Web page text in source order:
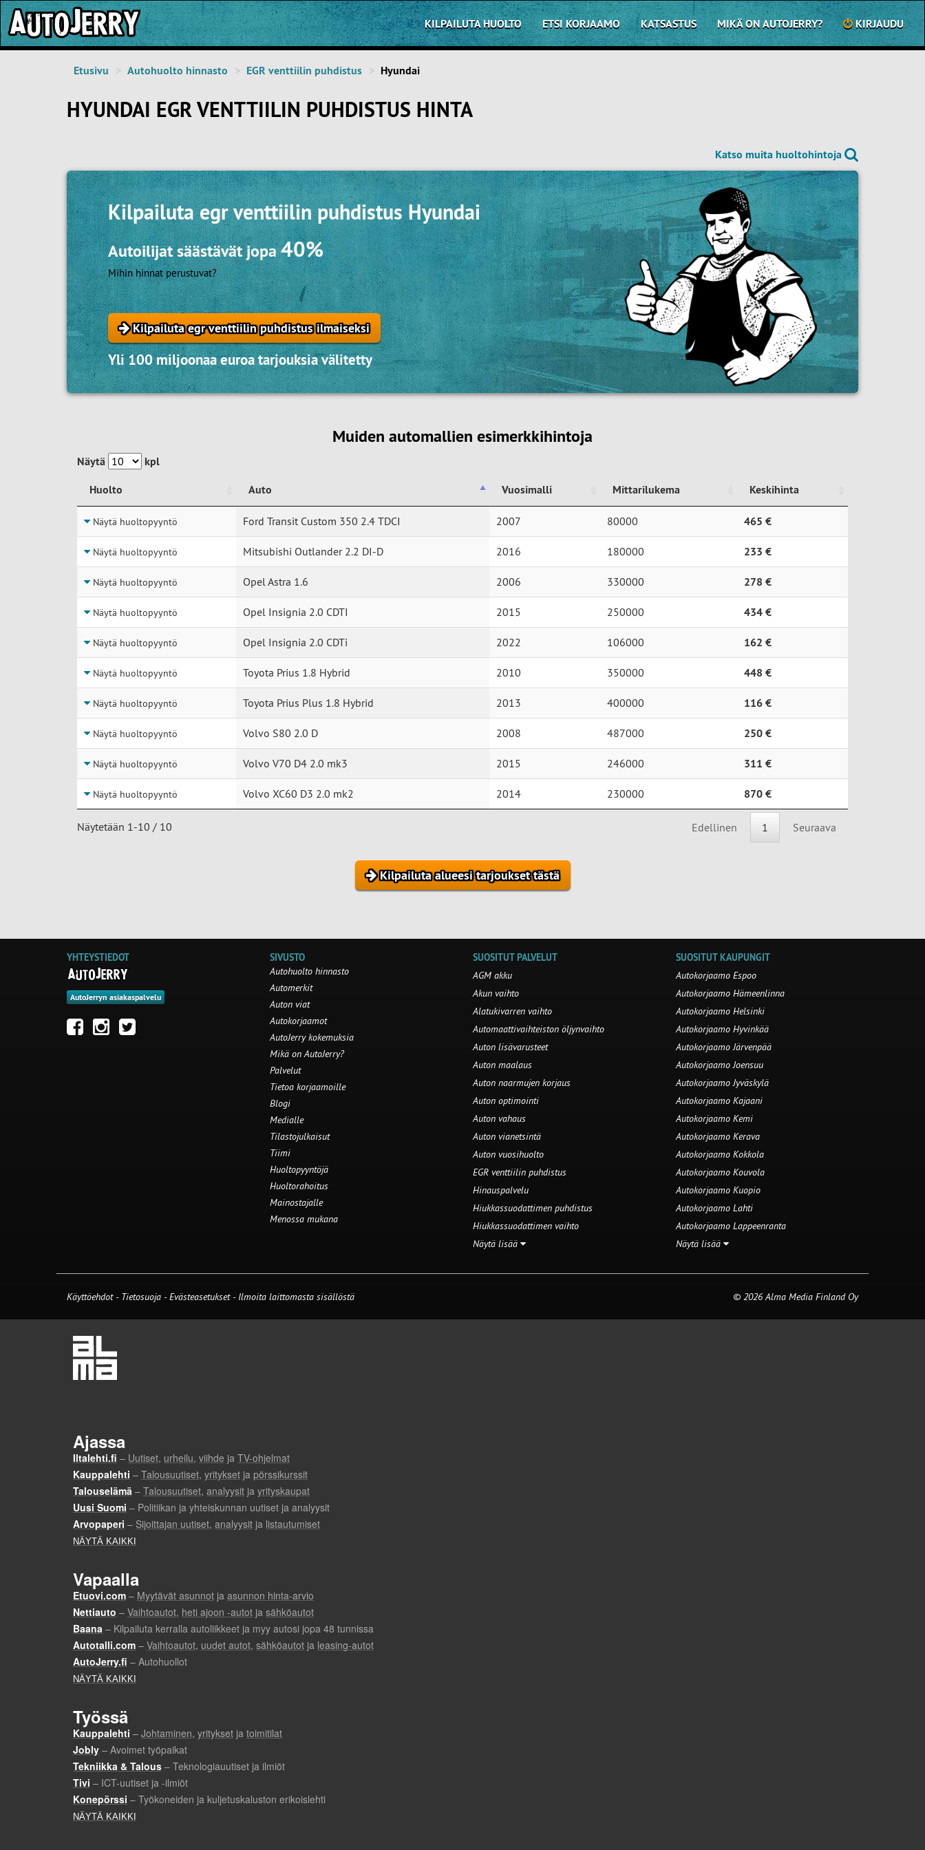
KILPAILUTA HUOLTO ETSI KORJAAMO KATSASTUS MIKÄ ON AUTOJERRY? KIRJAUDU
Etusivu Autohuolto hinnasto EGR venttiilin puhdistus Hyundai
HYUNDAI EGR VENTTIILIN PUHDISTUS HINTA
Katso muita huoltohintoja
Kilpailutaegr venttiilin puhdistus Hyundai
Autoilijat säästävät jopa40%
Mihin hinnat perustuvat?
Kilpailuta egr venttiilin puhdistus ilmaiseksi
Yli 100 miljoonaa euroa tarjouksia välitetty
Muiden automallien esimerkkihintoja
Näytä
kpl
Huolto
Auto Vuosimalli Mittarilukema
Keskihinta
Huolto
Auto Vuosimalli Mittarilukema Keskihinta
Näytä huoltopyyntö Ford Transit Custom 350 2.4 TDCI 2007 80000 465 €
Näytä huoltopyyntö Mitsubishi Outlander 2.2 DI-D 2016 180000 233 €
Näytä huoltopyyntö Opel Astra 1.6 2006 330000 278 €
Näytä huoltopyyntö Opel Insignia 2.0 CDTI 2015 250000 434 €
Näytä huoltopyyntö Opel Insignia 2.0 CDTi 2022 106000 162 €
Näytä huoltopyyntö Toyota Prius 1.8 Hybrid 2010 350000 448 €
Näytä huoltopyyntö Toyota Prius Plus 1.8 Hybrid 2013 400000 116 €
Näytä huoltopyyntö Volvo S80 2.0 D 2008 487000 250 €
Näytä huoltopyyntö Volvo V70 D4 2.0 mk3 2015 246000 311 €
Näytä huoltopyyntö Volvo XC60 D3 2.0 mk2 2014 230000 870 €
Näytetään 1-10 / 10 Edellinen 1 Seuraava
Kilpailuta alueesi tarjoukset tästä
YHTEYSTIEDOT
AutoJerryn asiakaspalvelu
SIVUSTO
Autohuolto hinnasto
Automerkit
Auton viat
Autokorjaamot
AutoJerry kokemuksia
Mikä on AutoJerry?
Palvelut
Tietoa korjaamoille
Blogi
Medialle
Tilastojulkaisut
Tiimi
Huoltopyyntöjä
Huoltorahoitus
Mainostajalle
Menossa mukana
SUOSITUT PALVELUT
AGM akku
Akun vaihto
Alatukivarren vaihto
Automaattivaihteiston öljynvaihto
Auton lisävarusteet
Auton maalaus
Auton naarmujen korjaus
Auton optimointi
Auton vahaus
Auton vianetsintä
Auton vuosihuolto
EGR venttiilin puhdistus
Hinauspalvelu
Hiukkassuodattimen puhdistus
Hiukkassuodattimen vaihto
Näytä lisää
SUOSITUT KAUPUNGIT
Autokorjaamo Espoo
Autokorjaamo Hämeenlinna
Autokorjaamo Helsinki
Autokorjaamo Hyvinkää
Autokorjaamo Järvenpää
Autokorjaamo Joensuu
Autokorjaamo Jyväskylä
Autokorjaamo Kajaani
Autokorjaamo Kemi
Autokorjaamo Kerava
Autokorjaamo Kokkola
Autokorjaamo Kouvola
Autokorjaamo Kuopio
Autokorjaamo Lahti
Autokorjaamo Lappeenranta
Näytä lisää
Käyttöehdot - Tietosuoja -Evästeasetukset- Ilmoita laittomasta sisällöstä © 2026 Alma Media Finland Oy